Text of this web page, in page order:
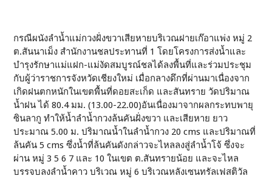
กรณีผนังลำน้ำแม่กวงฝั่งขวาเสียหายบริเวณฝายเก๊อาแพ่ง หมู่ 2
ต.สันนาเม็ง สำนักงานชลประทานที่ 1 โดยโครงการส่งน้ำและ
บำรุงรักษาแม่แฝก-แม่งัดสมบูรณ์ชลได้ลงพื้นที่และร่วมประชุม
กับผู้ว่าราชการจังหวัดเชียงใหม่ เมื่อกลางดึกที่ผ่านมาเนื่องจาก
เกิดฝนตกหนักในเขตพื้นที่ดอยสะเก็ด และสันทราย วัดปริมาณ
น้ำฝน ได้ 80.4 มม. (13.00-22.00)อันเนื่องมาจากผลกระทบพายุ
ซินลากู ทำให้น้ำลำน้ำกวงล้นคันฝั่งขวา และเสียหาย ยาว
ประมาณ 5.00 ม. ปริมาณน้ำในลำน้ำกวง 20 cms และปริมาณที่
ล้นคัน 5 cms ซึ่งน้ำที่ล้นคันดังกล่าวจะไหลลงสู่ลำน้ำโจ้ ซึ่งจะ
ผ่าน หมู่ 3 5 6 7 และ 10 ในเขต ต.สันทรายน้อย และจะไหล
บรรจบลงลำน้ำคาว บริเวณ หมู่ 6 บริเวณหลังเซนทรัลเฟสติวัล